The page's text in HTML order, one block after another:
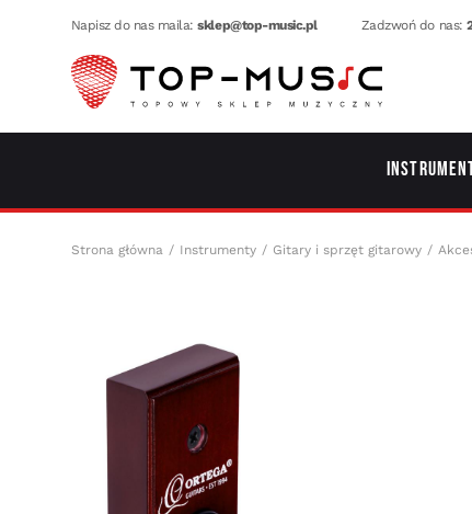
Napisz do nas maila:sklep@top-music.pl Zadzwoń do nas:
Strona główna Instrumenty Gitary i sprzęt gitarowy